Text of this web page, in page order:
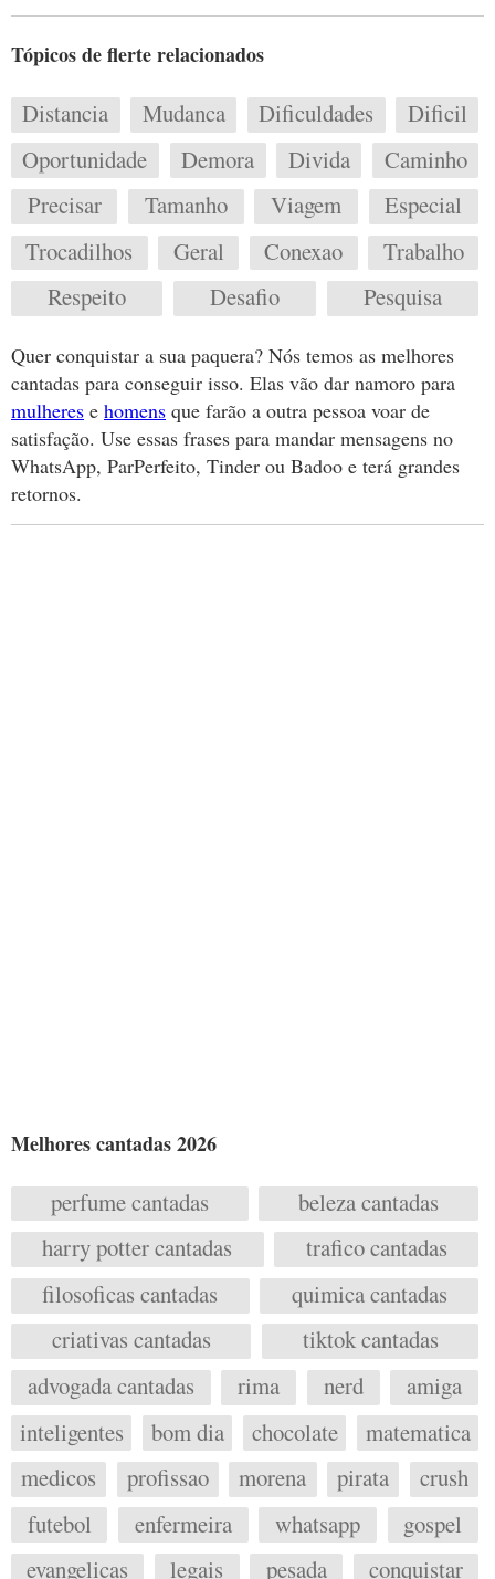
Tópicos de flerte relacionados
Distancia Mudanca Dificuldades
Dificil
Oportunidade
Demora Divida
Caminho
Precisar
Tamanho Viagem
Especial
Trocadilhos
Geral Conexao
Trabalho
Respeito
Desafio Pesquisa
Quer conquistar a sua paquera? Nós temos as melhores
cantadas para conseguir isso. Elas vão dar namoro para
mulheres e homens que farão a outra pessoa voar de
satisfação. Use essas frases para mandar mensagens no
WhatsApp, ParPerfeito, Tinder ou Badoo e terá grandes
retornos.
Melhores cantadas 2026
perfume cantadas
beleza cantadas
harry potter cantadas
trafico cantadas
filosoficas cantadas
quimica cantadas
criativas cantadas
tiktok cantadas
advogada cantadas
rima nerd
amiga
inteligentes
bom dia chocolate
matematica
medicos
profissao morena pirata
crush
futebol
enfermeira whatsapp
gospel
evangelicas
legais pesada conquistar